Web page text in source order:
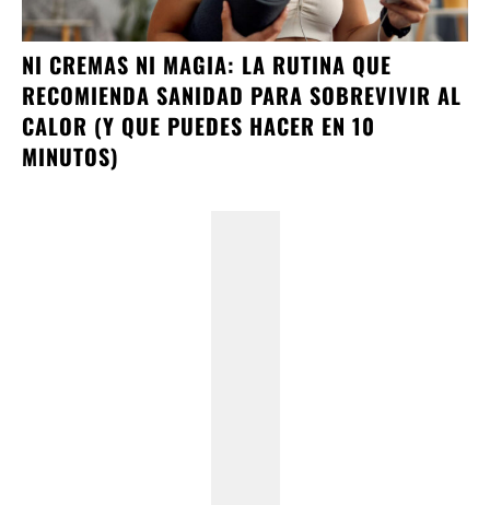
NI CREMAS NI MAGIA: LA RUTINA QUE
RECOMIENDA SANIDAD PARA SOBREVIVIR AL
CALOR (Y QUE PUEDES HACER EN 10
MINUTOS)